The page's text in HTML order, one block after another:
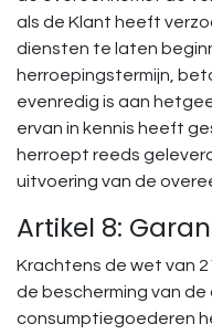
als de Klant heeft
diensten te laten
herroepingstermijn,
evenredig is aan
ervan in kennis heeft
herroept reeds
uitvoering van de
Artikel 8:
Krachtens de wet van
de bescherming van
consumptiegoederen